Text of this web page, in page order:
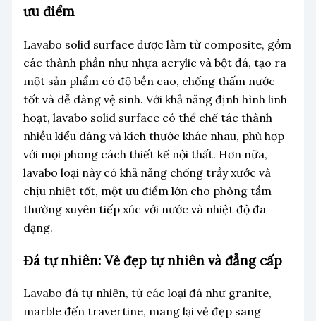
ưu điểm
Lavabo solid surface được làm từ composite, gồm
các thành phần như nhựa acrylic và bột đá, tạo ra
một sản phẩm có độ bền cao, chống thấm nước
tốt và dễ dàng vệ sinh. Với khả năng định hình linh
hoạt, lavabo solid surface có thể chế tác thành
nhiều kiểu dáng và kích thước khác nhau, phù hợp
với mọi phong cách thiết kế nội thất. Hơn nữa,
lavabo loại này có khả năng chống trầy xước và
chịu nhiệt tốt, một ưu điểm lớn cho phòng tắm
thường xuyên tiếp xúc với nước và nhiệt độ đa
dạng.
Đá tự nhiên: Vẻ đẹp tự nhiên và đẳng cấp
Lavabo đá tự nhiên, từ các loại đá như granite,
marble đến travertine, mang lại vẻ đẹp sang